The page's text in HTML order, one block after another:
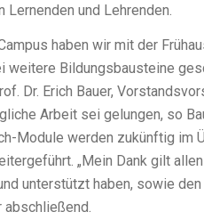
und Lehrenden.
haben wir mit der
weitere Bildungsbausteine
Dr. Erich Bauer,
Arbeit sei gelungen, so
Module werden zukünftig im
„Mein Dank gilt
unterstützt haben, sowie
abschließend.